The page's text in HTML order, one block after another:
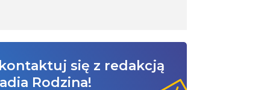
się z redakcją
Rodzina!